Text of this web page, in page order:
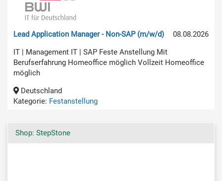
08.08.2026
Lead Application Manager - Non-SAP (m/w/d)
IT | Management IT | SAP Feste Anstellung Mit
Berufserfahrung Homeoffice möglich Vollzeit Homeoffice
möglich
Deutschland
Kategorie: Festanstellung
Shop: StepStone